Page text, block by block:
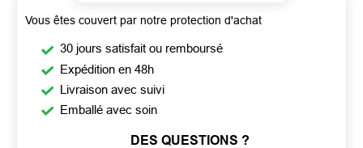
Vous êtes couvert par notre protection d'achat
30 jours satisfait ou remboursé
Expédition en 48h
Livraison avec suivi
Emballé avec soin
DES QUESTIONS ?